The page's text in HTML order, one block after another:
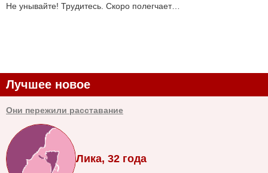
Не унывайте! Трудитесь. Скоро полегчает…
Лучшее новое
Они пережили расставание
Лика, 32 года